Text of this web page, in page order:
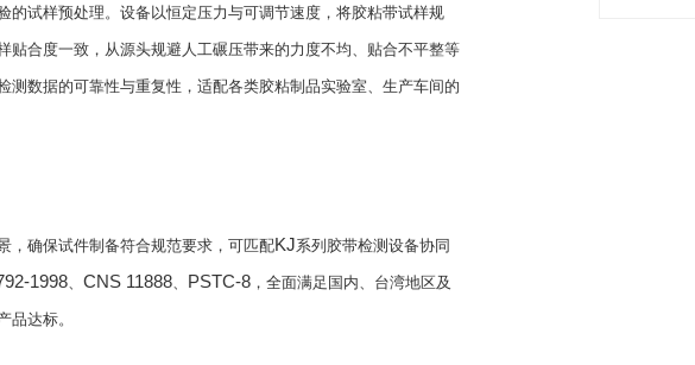
的试样预处理。设备以恒定压力与可调节速度，将胶粘带试样规
贴合度一致，从源头规避人工碾压带来的力度不均、贴合不平整等
测数据的可靠性与重复性，适配各类胶粘制品实验室、生产车间的
，确保试件制备符合规范要求，可匹配KJ系列胶带检测设备协同
1998、 CNS 11888、 PSTC-8 ，全面满足国内、台湾地区及
品达标。